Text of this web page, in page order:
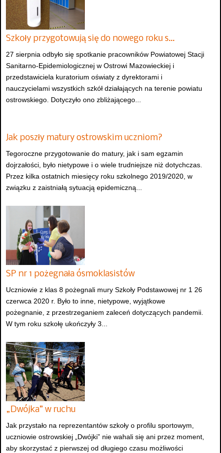
Szkoły przygotowują się do nowego roku s…
27 sierpnia odbyło się spotkanie pracowników Powiatowej Stacji
Sanitarno-Epidemiologicznej w Ostrowi Mazowieckiej i
przedstawiciela kuratorium oświaty z dyrektorami i
nauczycielami wszystkich szkół działających na terenie powiatu
ostrowskiego. Dotyczyło ono zbliżającego...
Jak poszły matury ostrowskim uczniom?
Tegoroczne przygotowanie do matury, jak i sam egzamin
dojrzałości, było nietypowe i o wiele trudniejsze niż dotychczas.
Przez kilka ostatnich miesięcy roku szkolnego 2019/2020, w
związku z zaistniałą sytuacją epidemiczną...
SP nr 1 pożegnała ósmoklasistów
Uczniowie z klas 8 pożegnali mury Szkoły Podstawowej nr 1 26
czerwca 2020 r. Było to inne, nietypowe, wyjątkowe
pożegnanie, z przestrzeganiem zaleceń dotyczących pandemii.
W tym roku szkołę ukończyły 3...
„Dwójka” w ruchu
Jak przystało na reprezentantów szkoły o profilu sportowym,
uczniowie ostrowskiej „Dwójki” nie wahali się ani przez moment,
aby skorzystać z pierwszej od długiego czasu możliwości